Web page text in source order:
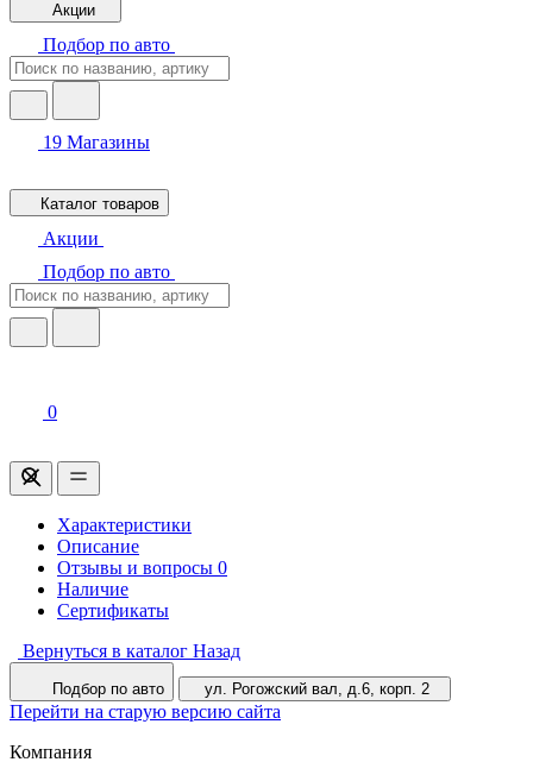
Акции
Подбор по авто
19 Магазины
Каталог товаров
Акции
Подбор по авто
0
Характеристики
Описание
Отзывы и вопросы 0
Наличие
Сертификаты
Вернуться в каталог Назад
Подбор по авто ул. Рогожский вал, д.6, корп. 2
Перейти на старую версию сайта
Компания